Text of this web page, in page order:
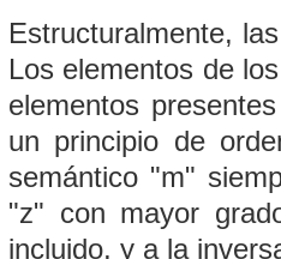
Estructuralmente,
Los elementos de
elementos
un principio de
semántico "m"
"z" con mayor
incluido, y a la